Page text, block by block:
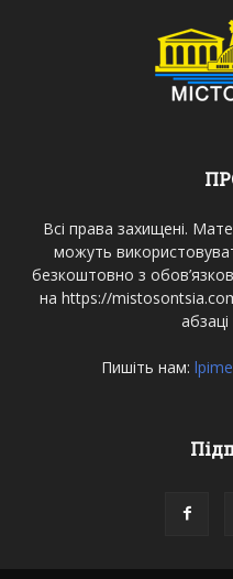
Всі права захищені.
можуть
безкоштовно з
на https://
Пишіть нам: